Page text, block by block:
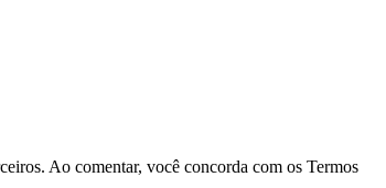
Ao comentar, você concorda com os Termos